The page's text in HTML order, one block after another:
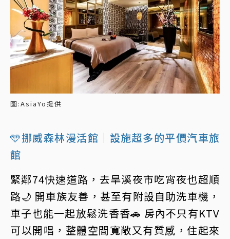
圖:AsiaYo提供
🩵挪威森林漫活館｜設施超多的平價汽車旅
館
緊鄰74快速道路，去旱溪夜市吃宵夜也超順
路🌙 開車族友善，甚至有附設自助洗車機，
車子也能一起放鬆洗香香🚗 房內不只有KTV
可以開唱，整體空間寬敞又有質感，住起來